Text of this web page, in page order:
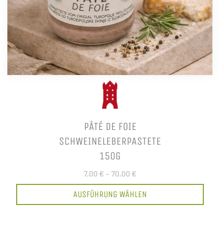
PÂTÉ DE FOIE
SCHWEINELEBERPASTETE
150G
7,00 € – 70,00 €
AUSFÜHRUNG WÄHLEN